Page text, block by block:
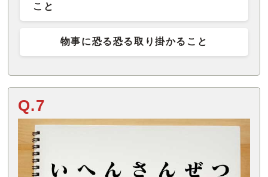
こと
物事に恐る恐る取り掛かること
Q.7